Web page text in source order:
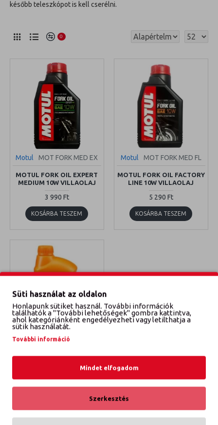
később teleszkópot is kell cserélni.
0
Motul MOT FORK MED EX
MOTUL FORK OIL EXPERT
MEDIUM 10W VILLAOLAJ
3 990 Ft
KOSÁRBA TESZEM
Motul MOT FORK MED FL
MOTUL FORK OIL FACTORY
LINE 10W VILLAOLAJ
5 290 Ft
KOSÁRBA TESZEM
Repsol 537/028
REPSOL VILLAOLAJ 10W 1L
KOSÁRBA TESZEM
Tételek: 1 - 3 / 3 (1 oldal)
Süti használat az oldalon
Honlapunk sütiket használ. További információk
találhatók a "További lehetőségek" gombra kattintva,
ahol kategóriánként engedélyezheti vagy letilthatja a
sütik használatát.
További információ
Mindet elfogadom
Szerkesztés